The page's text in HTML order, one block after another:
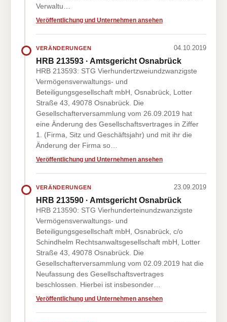
Verwaltu…
Veröffentlichung und Unternehmen ansehen
VERÄNDERUNGEN 04.10.2019
HRB 213593 · Amtsgericht Osnabrück
HRB 213593: STG Vierhundertzweiundzwanzigste
Vermögensverwaltungs- und
Beteiligungsgesellschaft mbH, Osnabrück, Lotter
Straße 43, 49078 Osnabrück. Die
Gesellschafterversammlung vom 26.09.2019 hat
eine Änderung des Gesellschaftsvertrages in Ziffer
1. (Firma, Sitz und Geschäftsjahr) und mit ihr die
Änderung der Firma so…
Veröffentlichung und Unternehmen ansehen
VERÄNDERUNGEN 23.09.2019
HRB 213590 · Amtsgericht Osnabrück
HRB 213590: STG Vierhunderteinundzwanzigste
Vermögensverwaltungs- und
Beteiligungsgesellschaft mbH, Osnabrück, c/o
Schindhelm Rechtsanwaltsgesellschaft mbH, Lotter
Straße 43, 49078 Osnabrück. Die
Gesellschafterversammlung vom 02.09.2019 hat die
Neufassung des Gesellschaftsvertrages
beschlossen. Hierbei ist insbesonder…
Veröffentlichung und Unternehmen ansehen